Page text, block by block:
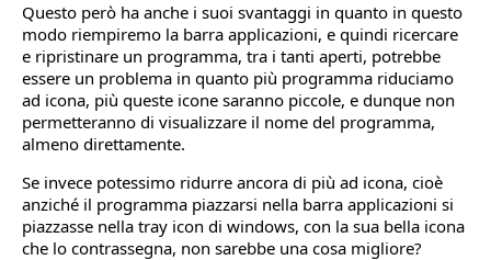
Questo però ha anche i suoi svantaggi in quanto in questo
modo riempiremo la barra applicazioni, e quindi ricercare
e ripristinare un programma, tra i tanti aperti, potrebbe
essere un problema in quanto più programma riduciamo
ad icona, più queste icone saranno piccole, e dunque non
permetteranno di visualizzare il nome del programma,
almeno direttamente.
Se invece potessimo ridurre ancora di più ad icona, cioè
anziché il programma piazzarsi nella barra applicazioni si
piazzasse nella tray icon di windows, con la sua bella icona
che lo contrassegna, non sarebbe una cosa migliore?